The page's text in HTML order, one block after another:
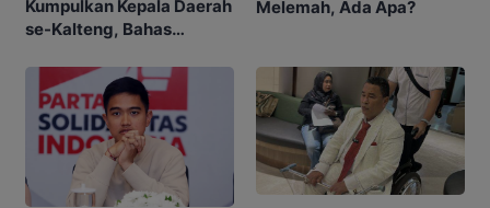
Kumpulkan Kepala Daerah
se-Kalteng, Bahas
Ilegal
Melemah, Ada Apa?